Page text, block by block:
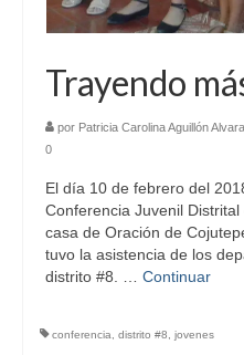
Trayendo
por Patricia Carolina Aguillón
0
El día 10 de febrero del
Conferencia Juvenil
casa de Oración de
tuvo la asistencia de los
distrito #8. … Continuar
conferencia distrito #8 jovenes